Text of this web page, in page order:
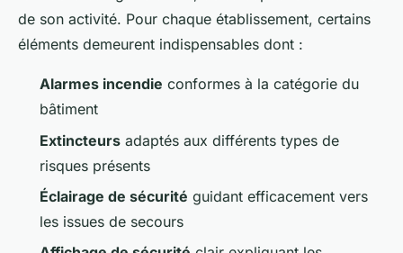
de son activité. Pour chaque établissement, certains
éléments demeurent indispensables dont :
Alarmes incendie conformes à la catégorie du
bâtiment
Extincteurs adaptés aux différents types de
risques présents
Éclairage de sécurité guidant efficacement vers
les issues de secours